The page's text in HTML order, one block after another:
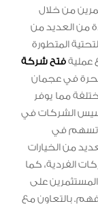
من خلال
من العديد من
المتطورة
عمليةفتح شركة
في عجمان
مما يوفر
الشركات في
تسهم في
من الخيارات
الفردية، كما
على
بالتعاون مع